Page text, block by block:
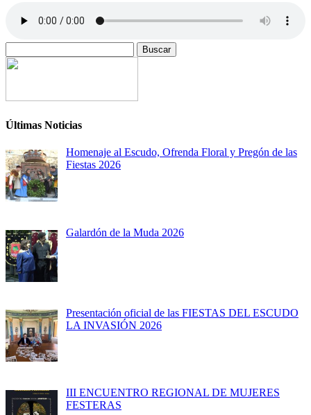
Últimas Noticias
Homenaje al Escudo, Ofrenda Floral y Pregón de las
Fiestas 2026
Galardón de la Muda 2026
Presentación oficial de las FIESTAS DEL ESCUDO
LA INVASIÓN 2026
III ENCUENTRO REGIONAL DE MUJERES
FESTERAS